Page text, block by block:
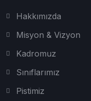
Hakkımızda
Misyon & Vizyon
Kadromuz
Sınıflarımız
Pistimiz